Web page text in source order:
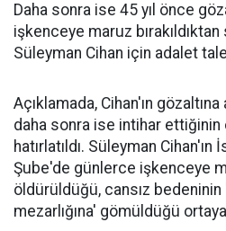
Daha sonra ise 45 yıl önce
işkenceye maruz
Süleyman Cihan için adalet
Açıklamada, Cihan'ın gözaltına
daha sonra ise intihar
hatırlatıldı. Süleyman
Şube'de günlerce işkenceye
öldürüldüğü, cansız
mezarlığına' gömüldüğü ortaya